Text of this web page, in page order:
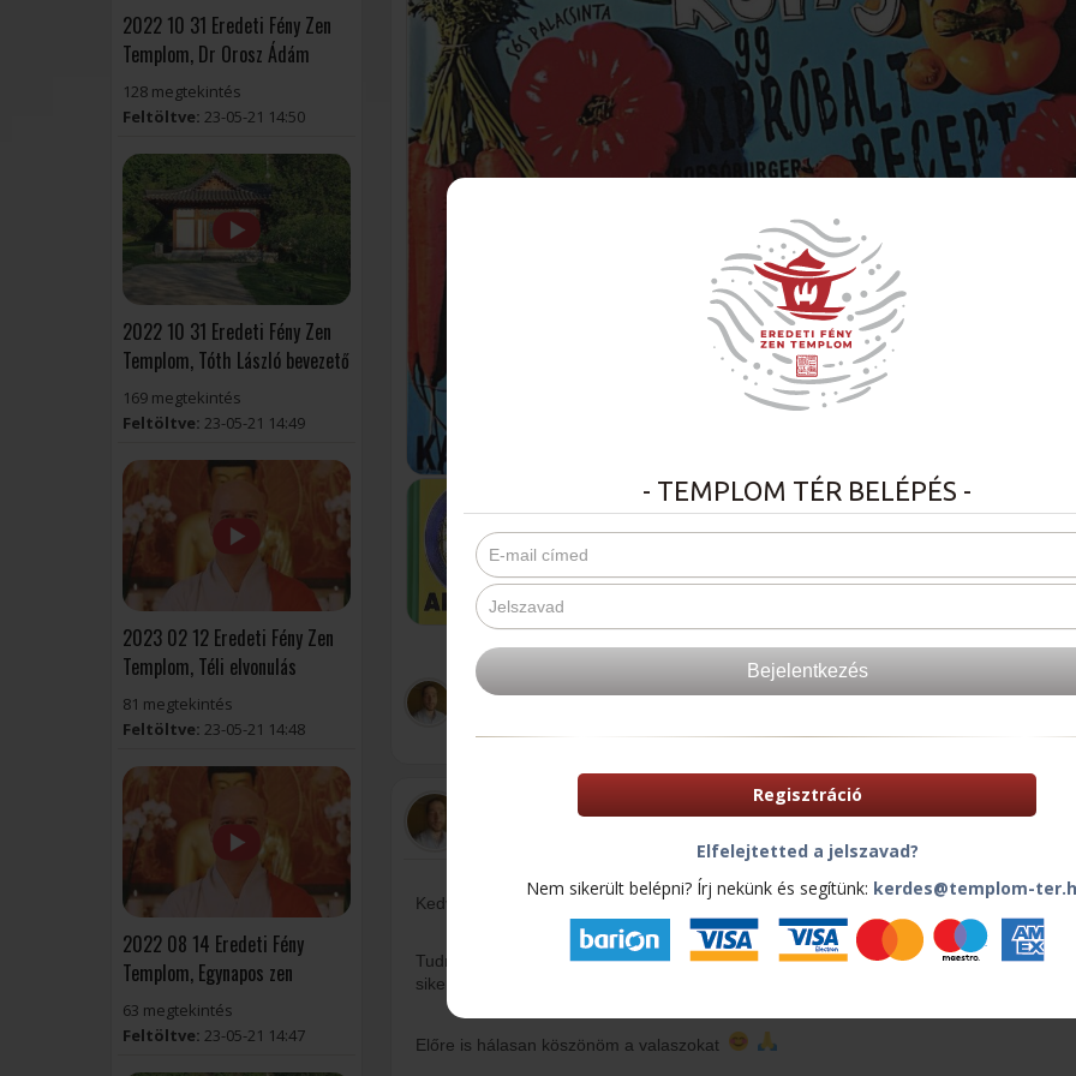
- TEMPLOM TÉR BELÉPÉS -
Regisztráció
Elfelejtetted a jelszavad?
Nem sikerült belépni? Írj nekünk és segítünk: kerdes@templom-
2022 10 31 Eredeti Fény Zen
Templom, Dr Orosz Ádám
128 megtekintés
Feltöltve: 23-05-21 14:50
2022 10 31 Eredeti Fény Zen
Templom, Tóth László bevezető
169 megtekintés
Feltöltve: 23-05-21 14:49
2023 02 12 Eredeti Fény Zen
Templom, Téli elvonulás
81 megtekintés
Feltöltve: 23-05-21 14:48
2022 08 14 Eredeti Fény
Templom, Egynapos zen
63 megtekintés
Feltöltve: 23-05-21 14:47
1
Bélteki Zoltán Köszönöm szépen, rendelem őket maris
2026.04.25 10:44
Kedves Gyakorlótarsak!
Tudna esetleg valaki nekem ajanlani olyan vegetárianus szakacskönyvet, amelytől
sikerélmenye lehet, aki ritkán szokott főzni?
Előre is hálasan köszönöm a valaszokat